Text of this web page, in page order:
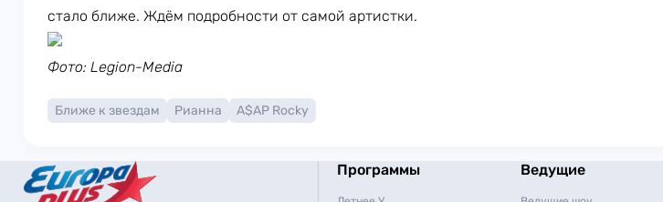
стало ближе. Ждём подробности от самой артистки.
Фото: Legion-Media
Ближе к звездам Рианна A$AP Rocky
Программы Ведущие